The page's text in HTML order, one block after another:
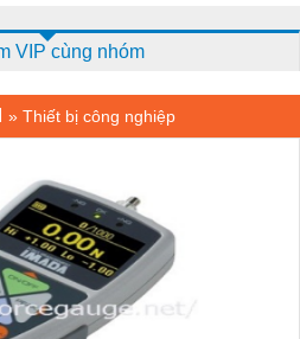
VIP cùng nhóm
» Thiết bị công nghiệp